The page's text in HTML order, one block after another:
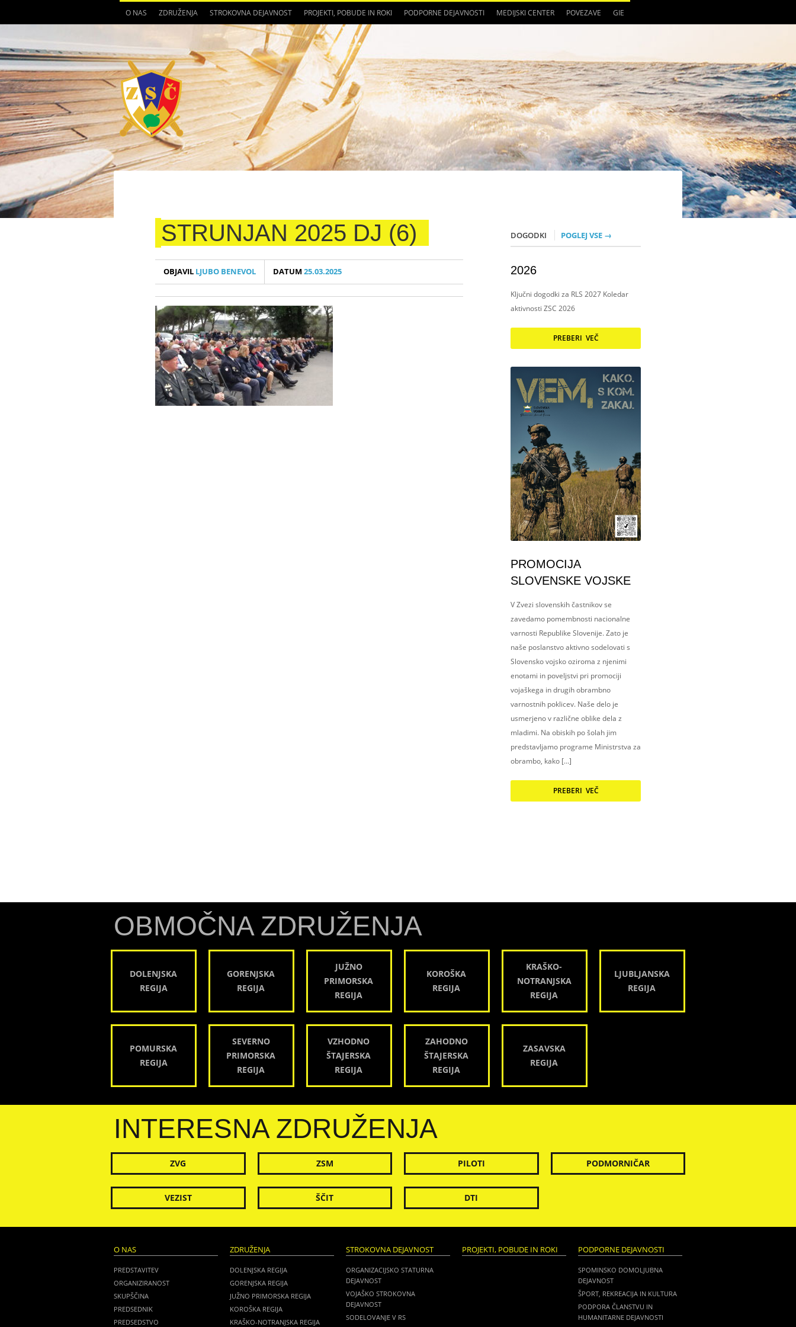
O NAS ZDRUŽENJA STROKOVNA DEJAVNOST PROJEKTI, POBUDE IN ROKI PODPORNE DEJAVNOSTI MEDIJSKI CENTER POVEZAVE GIE
STRUNJAN 2025 DJ (6)
OBJAVIL LJUBO BENEVOL DATUM25.03.2025
DOGODKI POGLEJ VSE →
2026
Ključni dogodki za RLS 2027 Koledar
aktivnosti ZSC 2026
PREBERI VEČ
PROMOCIJA
SLOVENSKE VOJSKE
V Zvezi slovenskih častnikov se
zavedamo pomembnosti nacionalne
varnosti Republike Slovenije. Zato je
naše poslanstvo aktivno sodelovati s
Slovensko vojsko oziroma z njenimi
enotami in poveljstvi pri promociji
vojaškega in drugih obrambno
varnostnih poklicev. Naše delo je
usmerjeno v različne oblike dela z
mladimi. Na obiskih po šolah jim
predstavljamo programe Ministrstva za
obrambo, kako […]
PREBERI VEČ
OBMOČNA ZDRUŽENJA
DOLENJSKA
REGIJA
GORENJSKA
REGIJA
JUŽNO
PRIMORSKA
REGIJA
KOROŠKA
REGIJA
KRAŠKO-
NOTRANJSKA
REGIJA
LJUBLJANSKA
REGIJA
POMURSKA
REGIJA
SEVERNO
PRIMORSKA
REGIJA
VZHODNO
ŠTAJERSKA
REGIJA
ZAHODNO
ŠTAJERSKA
REGIJA
ZASAVSKA
REGIJA
INTERESNA ZDRUŽENJA
ZVG ZSM PILOTI PODMORNIČAR
VEZIST ŠČIT DTI
O NAS
PREDSTAVITEV
ORGANIZIRANOST
SKUPŠČINA
PREDSEDNIK
PREDSEDSTVO
ZDRUŽENJA
DOLENJSKA REGIJA
GORENJSKA REGIJA
JUŽNO PRIMORSKA REGIJA
KOROŠKA REGIJA
KRAŠKO-NOTRANJSKA REGIJA
STROKOVNA DEJAVNOST
ORGANIZACIJSKO STATURNA
DEJAVNOST
VOJAŠKO STROKOVNA
DEJAVNOST
SODELOVANJE V RS
PROJEKTI, POBUDE IN ROKI PODPORNE DEJAVNOSTI
SPOMINSKO DOMOLJUBNA
DEJAVNOST
ŠPORT, REKREACIJA IN KULTURA
PODPORA ČLANSTVU IN
HUMANITARNE DEJAVNOSTI